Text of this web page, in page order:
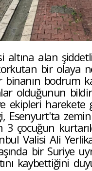
altına alan şiddetli
bir olaya
binanın bodrum
olduğunun
ekipleri harekete
Esenyurt'ta
çocuğun
Valisi Ali
bir Suriye
kaybettiğini